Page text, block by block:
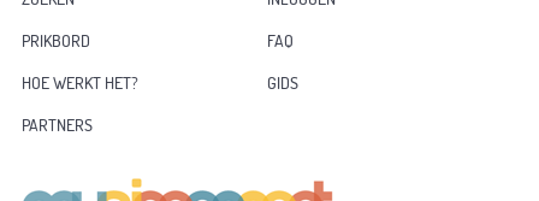
PRIKBORD
FAQ
HOE WERKT HET?
GIDS
PARTNERS